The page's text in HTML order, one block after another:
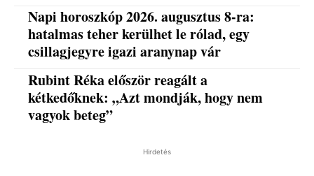
Napi horoszkóp 2026. augusztus 8-ra:
hatalmas teher kerülhet le rólad, egy
csillagjegyre igazi aranynap vár
Rubint Réka először reagált a
kétkedőknek: „Azt mondják, hogy nem
vagyok beteg”
Hirdetés